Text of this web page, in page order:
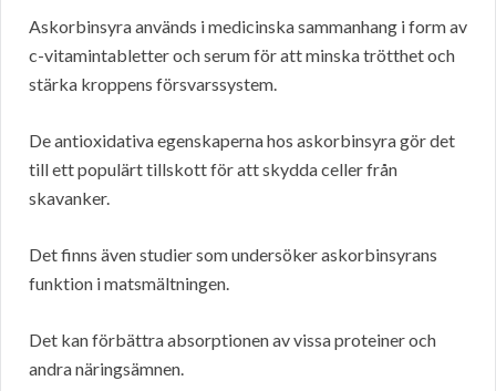
Askorbinsyra används i medicinska sammanhang i form av
c-vitamintabletter och serum för att minska trötthet och
stärka kroppens försvarssystem.
De antioxidativa egenskaperna hos askorbinsyra gör det
till ett populärt tillskott för att skydda celler från
skavanker.
Det finns även studier som undersöker askorbinsyrans
funktion i matsmältningen.
Det kan förbättra absorptionen av vissa proteiner och
andra näringsämnen.